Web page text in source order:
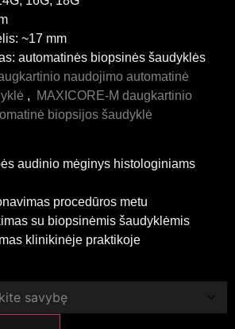
~17 mm
automatinės biopsinės šaudyklės
naudojimo automatinė
,
MAXICORE-M daugkartinio
biopsijos šaudyklė
audinio mėginys histologiniams
procedūros metu
su biopsinėmis šaudyklėmis
klinikinėje praktikoje